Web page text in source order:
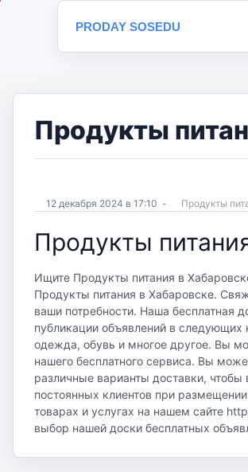
PRODAY SOSEDU
Продукты
12 декабря 2024 в 17:10 - Продукты
Продукты
Ищите Продукты питания в
Продукты питания в Хабаровске.
ваши потребности. Наша бесплатная
публикации объявлений в следующих
одежда, обувь и многое другое. Вы
нашего бесплатного сервиса. Вы
различные варианты доставки,
постоянных клиентов при
товарах и услугах на нашем сайте
выбор нашей доски бесплатных